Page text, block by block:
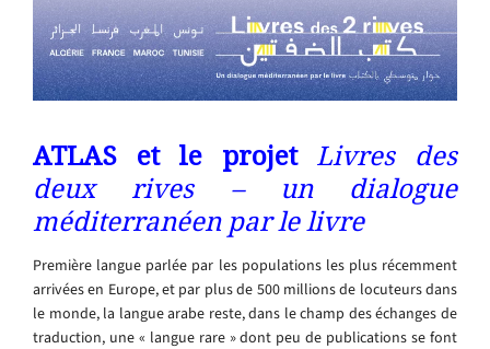
ATLAS et le projet Livres des
deux rives – un dialogue
méditerranéen par le livre
Première langue parlée par les populations les plus récemment
arrivées en Europe, et par plus de 500 millions de locuteurs dans
le monde, la langue arabe reste, dans le champ des échanges de
traduction, une « langue rare » dont peu de publications se font